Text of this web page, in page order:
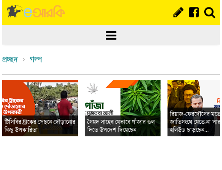
প্রচ্ছদ গল্প
টিসিবির ট্রাকের পেছনে দৌড়ানোর
কিছু উপকারিতা
সৈয়দ সাহেব যেভাবে গাঁজার গুল
দিতে উপদেশ দিয়েছেন
রিয়াজ-ফেরদৌসের মতো
জাতিসংঘে যেতে না
হলিউড ছাড়ছেন...